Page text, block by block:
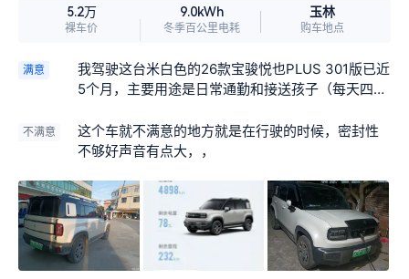
5.2万
裸车价
9.0kWh
冬季百公里电耗
玉林
购车地点
满意
我驾驶这台米白色的26款宝骏悦也PLUS 301版已近
5个月，主要用途是日常通勤和接送孩子（每天四趟
老家，来回250公里，山路多，而且车有反充功能，
301续航到家一看还有90多公里。除此之外，还开
了更加全面的了解。以下是我在实际使用中总结出
的关于悦也PLUS的五个优点与三个待改进之处，供
有意向的车友参考。一、车辆优点（5大亮点）1、
远程控车，舒适先行。最让我惊喜的是手机远程控
制功能——提前半小时开启空调，一上车就是清凉
不满意
这个车就不满意的地方就是在行驶的时候，密封性
不够好声音有点大，，